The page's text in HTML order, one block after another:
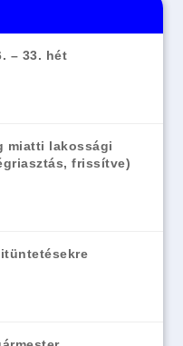
– 33. hét
miatti lakossági
frissítve)